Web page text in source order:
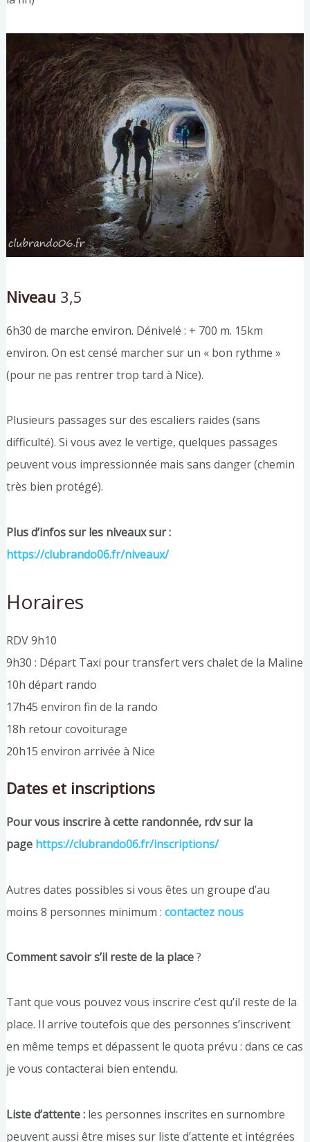
Niveau 3,5
6h30 de marche environ. Dénivelé : + 700 m. 15km
environ. On est censé marcher sur un « bon rythme »
(pour ne pas rentrer trop tard à Nice).
Plusieurs passages sur des escaliers raides (sans
difficulté). Si vous avez le vertige, quelques passages
peuvent vous impressionnée mais sans danger (chemin
très bien protégé).
Plus d’infos sur les niveaux sur :
https://clubrando06.fr/niveaux/
Horaires
RDV 9h10
9h30 : Départ Taxi pour transfert vers chalet de la Maline
10h départ rando
17h45 environ fin de la rando
18h retour covoiturage
20h15 environ arrivée à Nice
Dates et inscriptions
Pour vous inscrire à cette randonnée, rdv sur la
page https://clubrando06.fr/inscriptions/
Autres dates possibles si vous êtes un groupe d’au
moins 8 personnes minimum : contactez nous
Comment savoir s’il reste de la place?
Tant que vous pouvez vous inscrire c’est qu’il reste de la
place. Il arrive toutefois que des personnes s’inscrivent
en même temps et dépassent le quota prévu : dans ce cas
je vous contacterai bien entendu.
Liste d’attente :les personnes inscrites en surnombre
peuvent aussi être mises sur liste d’attente et intégrées